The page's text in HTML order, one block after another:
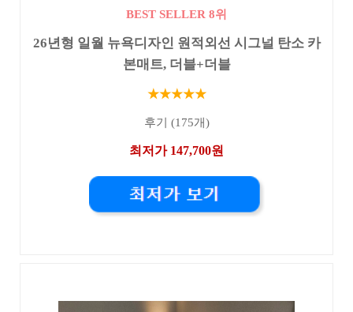
BEST SELLER 8위
26년형 일월 뉴욕디자인 원적외선 시그널 탄소 카
본매트, 더블+더블
★★★★★
후기 (175개)
최저가 147,700원